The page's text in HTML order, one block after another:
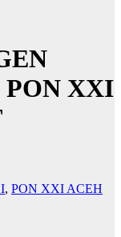
XXI
, PON XXI ACEH